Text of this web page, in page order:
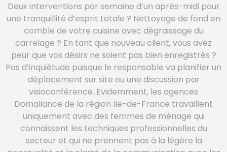
Deux interventions par semaine d’un après-midi pour
une tranquillité d’esprit totale ? Nettoyage de fond en
comble de votre cuisine avec dégraissage du
carrelage ? En tant que nouveau client, vous avez
peur que vos désirs ne soient pas bien enregistrés ?
Pas d’inquiétude puisque le responsable va planifier un
déplacement sur site ou une discussion par
visioconférence. Evidemment, les agences
Domaliance de la région Ile-de-France travaillent
uniquement avec des femmes de ménage qui
connaissent les techniques professionnelles du
secteur et qui ne prennent pas à la légère la